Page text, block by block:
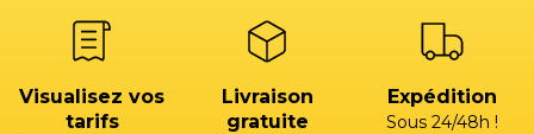
Visualisez vos
tarifs
Livraison
gratuite
Expédition
Sous 24/48h !